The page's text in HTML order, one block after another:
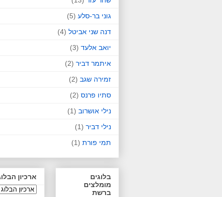
גוני בר-סלע (5)
דנה שני אביטל (4)
יואב אלעד (3)
איתמר דביר (2)
זמירה שגב (2)
סתיו פרנס (2)
נילי אושרוב (1)
נילי דביר (1)
תמי פורת (1)
בלוגים
מומלצים
ברשת
ארכיון